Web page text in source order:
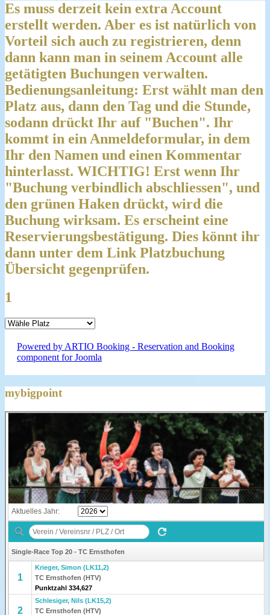
Es muss derzeit kein extra Account
erstellt werden. Aber es ist natürlich von
Vorteil sich auch zu registrieren, denn
dann kann man in seinem Account alle
getätigten Buchungen verwalten.
Bedienungsanleitung: Erst wählt man den
Platz aus, dann den Tag und die Stunde,
sodann drückt Ihr auf "Buchen". Ihr
kommt in ein Anmeldeformular, in dem
Ihr den Namen und einen Kommentar
hinterlasst. WICHTIG! Erst wenn Ihr
"Buchung verbindlich abschliessen", und
den grünen Haken drückt, wird die
Buchung wirksam. Es erscheint eine
Reservierungsbestätigung. Dies könnt ihr
dann unter dem Link Platzbuchung
Übersicht gegenprüfen.
1
Powered by ARTIO Booking - Reservation and Booking
component for Joomla
mybigpoint